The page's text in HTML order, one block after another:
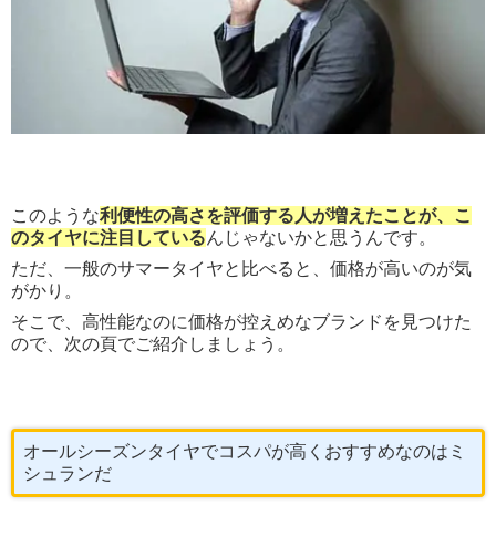
このような利便性の高さを評価する人が増えたことが、こ
のタイヤに注目しているんじゃないかと思うんです。
ただ、一般のサマータイヤと比べると、価格が高いのが気
がかり。
そこで、高性能なのに価格が控えめなブランドを見つけた
ので、次の頁でご紹介しましょう。
オールシーズンタイヤでコスパが高くおすすめなのはミ
シュランだ